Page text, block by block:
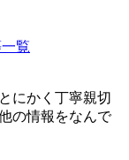
覧
にかく丁寧親切
の情報をなんで